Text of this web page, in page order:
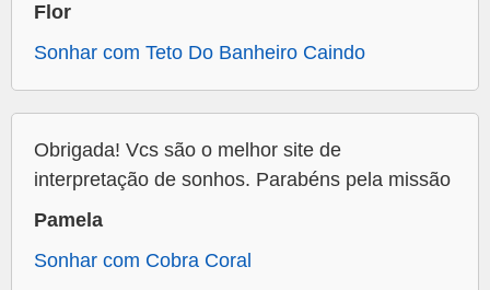
Flor
Sonhar com Teto Do Banheiro Caindo
Obrigada! Vcs são o melhor site de
interpretação de sonhos. Parabéns pela missão
Pamela
Sonhar com Cobra Coral